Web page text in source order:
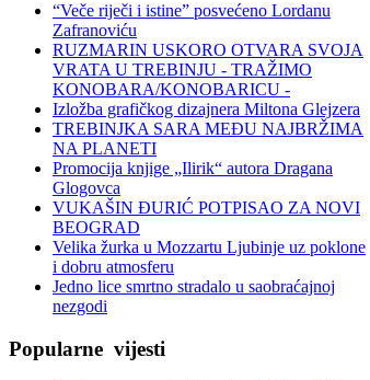
“Veče riječi i istine” posvećeno Lordanu
Zafranoviću
RUZMARIN USKORO OTVARA SVOJA
VRATA U TREBINJU - TRAŽIMO
KONOBARA/KONOBARICU -
Izložba grafičkog dizajnera Miltona Glejzera
TREBINЈKA SARA MEĐU NAJBRŽIMA
NA PLANETI
Promocija knjige „Ilirik“ autora Dragana
Glogovca
VUKAŠIN ĐURIĆ POTPISAO ZA NOVI
BEOGRAD
Velika žurka u Mozzartu Ljubinje uz poklone
i dobru atmosferu
Jedno lice smrtno stradalo u saobraćajnoj
nezgodi
Popularne vijesti